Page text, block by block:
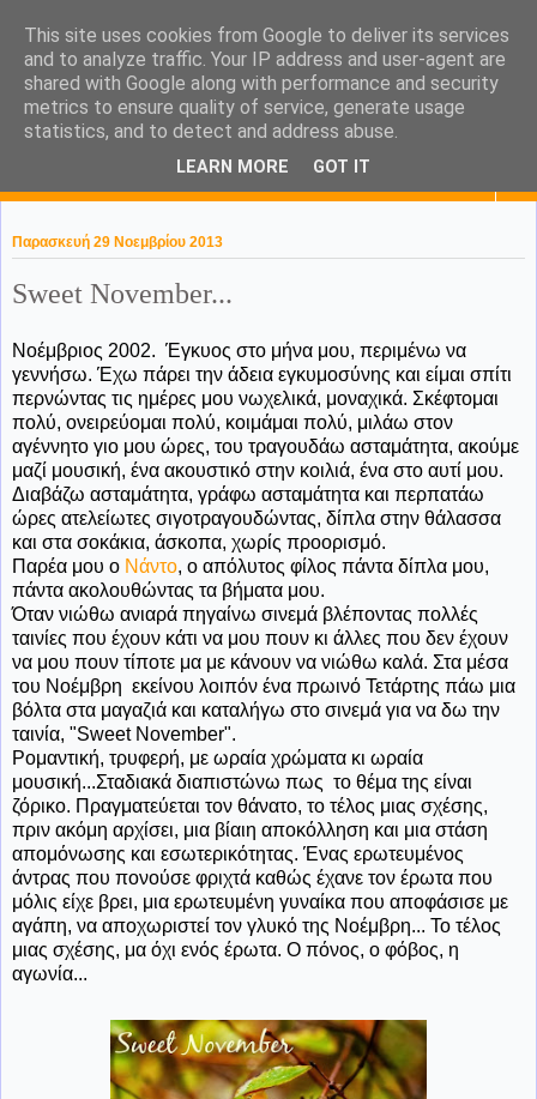
KaPa. Me without you...tea
without a biscuit!
Παρασκευή 29 Νοεμβρίου 2013
Sweet November...
Νοέμβριος 2002. Έγκυος στο μήνα μου, περιμένω να
γεννήσω. Έχω πάρει την άδεια εγκυμοσύνης και είμαι σπίτι
περνώντας τις ημέρες μου νωχελικά, μοναχικά. Σκέφτομαι
πολύ, ονειρεύομαι πολύ, κοιμάμαι πολύ, μιλάω στον
αγέννητο γιο μου ώρες, του τραγουδάω ασταμάτητα, ακούμε
μαζί μουσική, ένα ακουστικό στην κοιλιά, ένα στο αυτί μου.
Διαβάζω ασταμάτητα, γράφω ασταμάτητα και περπατάω
ώρες ατελείωτες σιγοτραγουδώντας, δίπλα στην θάλασσα
και στα σοκάκια, άσκοπα, χωρίς προορισμό.
Παρέα μου ο Νάντο, ο απόλυτος φίλος πάντα δίπλα μου,
πάντα ακολουθώντας τα βήματα μου.
Όταν νιώθω ανιαρά πηγαίνω σινεμά βλέποντας πολλές
ταινίες που έχουν κάτι να μου πουν κι άλλες που δεν έχουν
να μου πουν τίποτε μα με κάνουν να νιώθω καλά. Στα μέσα
του Νοέμβρη εκείνου λοιπόν ένα πρωινό Τετάρτης πάω μια
βόλτα στα μαγαζιά και καταλήγω στο σινεμά για να δω την
ταινία, "Sweet November".
Ρομαντική, τρυφερή, με ωραία χρώματα κι ωραία
μουσική...Σταδιακά διαπιστώνω πως το θέμα της είναι
ζόρικο. Πραγματεύεται τον θάνατο, το τέλος μιας σχέσης,
πριν ακόμη αρχίσει, μια βίαιη αποκόλληση και μια στάση
απομόνωσης και εσωτερικότητας. Ένας ερωτευμένος
άντρας που πονούσε φριχτά καθώς έχανε τον έρωτα που
μόλις είχε βρει, μια ερωτευμένη γυναίκα που αποφάσισε με
αγάπη, να αποχωριστεί τον γλυκό της Νοέμβρη... Το τέλος
μιας σχέσης, μα όχι ενός έρωτα. Ο πόνος, ο φόβος, η
αγωνία...
This site uses cookies from Google to deliver its services
and to analyze traffic. Your IP address and user-agent are
shared with Google along with performance and security
metrics to ensure quality of service, generate usage
statistics, and to detect and address abuse.
LEARN MORE GOT IT